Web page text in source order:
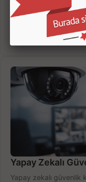
Kamera kayıt cihazı
çözünürlük, disk
değerlendirin;
Yapay Zekalı
Yapay zekalı güvenlik